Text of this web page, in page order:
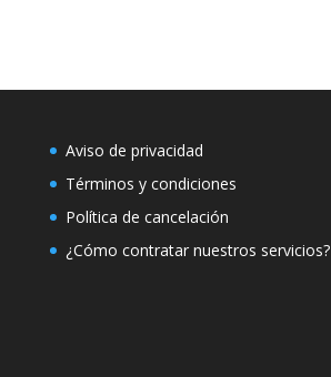
Aviso de privacidad
Términos y condiciones
Política de cancelación
¿Cómo contratar nuestros servicios?